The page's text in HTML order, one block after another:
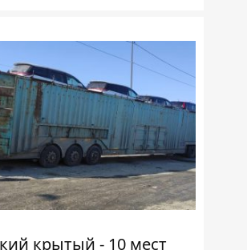
крытый - 10 мест